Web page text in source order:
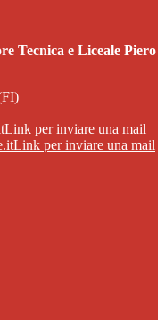
Tecnica e Liceale Piero
Link per inviare una mail
Link per inviare una mail